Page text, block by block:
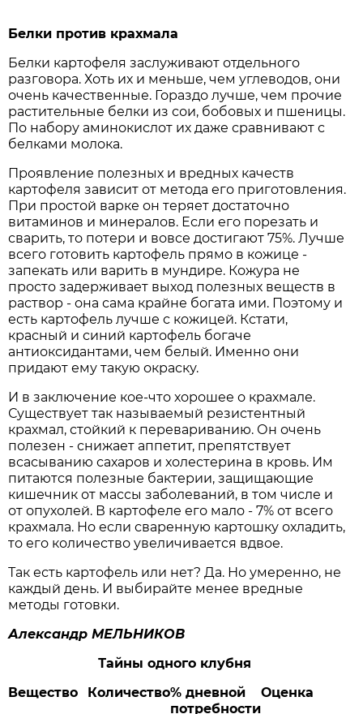
Белки против крахмала
Белки картофеля заслуживают отдельного
разговора. Хоть их и меньше, чем углеводов, они
очень качественные. Гораздо лучше, чем прочие
растительные белки из сои, бобовых и пшеницы.
По набору аминокислот их даже сравнивают с
белками молока.
Проявление полезных и вредных качеств
картофеля зависит от метода его приготовления.
При простой варке он теряет достаточно
витаминов и минералов. Если его порезать и
сварить, то потери и вовсе достигают 75%. Лучше
всего готовить картофель прямо в кожице -
запекать или варить в мундире. Кожура не
просто задерживает выход полезных веществ в
раствор - она сама крайне богата ими. Поэтому и
есть картофель лучше с кожицей. Кстати,
красный и синий картофель богаче
антиоксидантами, чем белый. Именно они
придают ему такую окраску.
И в заключение кое-что хорошее о крахмале.
Существует так называемый резистентный
крахмал, стойкий к перевариванию. Он очень
полезен - снижает аппетит, препятствует
всасыванию сахаров и холестерина в кровь. Им
питаются полезные бактерии, защищающие
кишечник от массы заболеваний, в том числе и
от опухолей. В картофеле его мало - 7% от всего
крахмала. Но если сваренную картошку охладить,
то его количество увеличивается вдвое.
Так есть картофель или нет? Да. Но умеренно, не
каждый день. И выбирайте менее вредные
методы готовки.
Александр МЕЛЬНИКОВ
Тайны одного клубня
Вещество
Количество%дневной
потребности
Оценка